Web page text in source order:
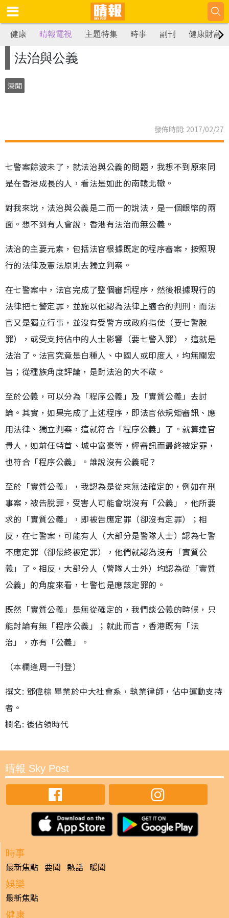
健康 晴報電視 主題特集 時事 副刊 健康財富
法治與公義
港聞
發佈時間: 2017/02/27
七警案餘波未了，就法治與公義的問題，我想不到原來同
是在香港成長的人，看法是如此的南轅北轍。
對我來說，法治與公義是二而一的說法，是一個銀幣的兩
面。想不到有人會說，香港有法治而無公義。
法治的主要元素，包括法官根據既定的程序審案，按照現
行的法律及憲法原則去獨立判案。
在七警案中，法官完成了整個審訊程序，然後根據現行的
法律把七警定罪，並施以他認為法律上適合的判刑，而法
官又是獨立行事，並沒有受警方或政府指使（要七警脫
罪），或受支持佔中的人士影響（要七警入罪），這就是
法治了。法官究竟是白種人、中國人或印度人，均無關宏
旨；從種族角度評論，是對法治的大不敬。
至於公義，可以分為「程序公義」及「實質公義」去討
論。其實，如果完成了上述程序，即法官依規矩審訊、應
用法律、獨立判案，這就符合「程序公義」了。就算達官
貴人，如前任特首、城中富豪等，經審訊而最終被定罪，
也符合「程序公義」。誰說沒有公義呢？
至於「實質公義」，我認為是從來無法確定的，例如在刑
事案，被告脫罪，受害人可能會說沒有「公義」，他所要
求的「實質公義」，即被告應定罪（卻沒有定罪）；相
反，在七警案，可能有人（大部分是警隊人士）認為七警
不應定罪（卻最終被定罪），他們就認為沒有「實質公
義」了。相反，大部分人（警隊人士外）均認為從「實質
公義」的角度來看，七警也是應該定罪的。
既然「實質公義」是無從確定的，我們談公義的時候，只
能討論有無「程序公義」；就此而言，香港既有「法
治」，亦有「公義」。
（本欄逢周一刊登）
撰文: 鄧偉棕 畢業於中大社會系，執業律師，佔中運動支持
者。
欄名: 後佔領時代
晴報 Sky Post
時事
最新焦點 要聞 熱話 暖聞
娛樂
最新焦點
健康